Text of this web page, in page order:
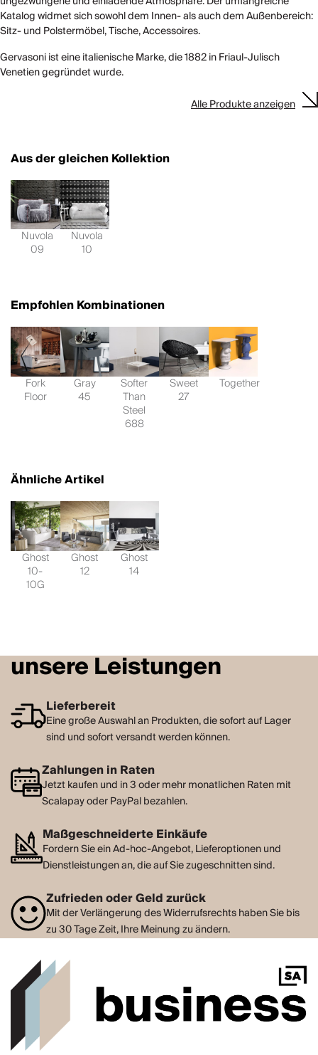
Katalog widmet sich sowohl dem Innen- als auch dem Außenbereich:
Sitz- und Polstermöbel, Tische, Accessoires.
Gervasoni ist eine italienische Marke, die 1882 in Friaul-Julisch
Venetien gegründet wurde.
Alle Produkte anzeigen
Aus der gleichen Kollektion
Nuvola
09
Nuvola
10
Empfohlen Kombinationen
Fork
Floor
Gray
45
Softer
Than
Steel
688
Sweet
27
Together
Ähnliche Artikel
Ghost
10-
10G
Ghost
12
Ghost
14
unsere Leistungen
Lieferbereit
Eine große Auswahl an Produkten, die sofort auf Lager
sind und sofort versandt werden können.
Zahlungen in Raten
Jetzt kaufen und in 3 oder mehr monatlichen Raten mit
Scalapay oder PayPal bezahlen.
Maßgeschneiderte Einkäufe
Fordern Sie ein Ad-hoc-Angebot, Lieferoptionen und
Dienstleistungen an, die auf Sie zugeschnitten sind.
Zufrieden oder Geld zurück
Mit der Verlängerung des Widerrufsrechts haben Sie bis
zu 30 Tage Zeit, Ihre Meinung zu ändern.